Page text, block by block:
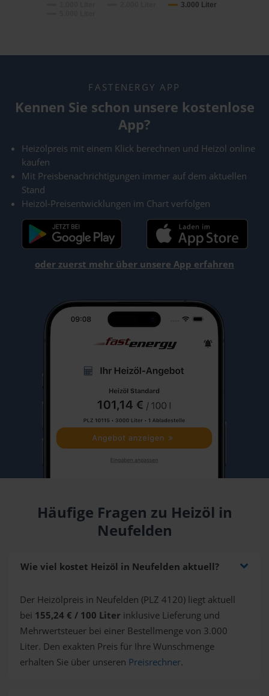
3.000 Liter
FASTENERGY APP
Kennen Sie schon unsere kostenlose
App?
Heizölpreis mit einem Klick berechnen und Heizöl online
kaufen
Mit Preisbenachrichtigungen immer auf dem aktuellen
Stand
Heizöl-Preisentwicklungen im Chart verfolgen
oder zuerst mehr über unsere App erfahren
Häufige Fragen zu Heizöl in
Neufelden
Wie viel kostet Heizöl in Neufelden aktuell?
Der Heizölpreis in Neufelden (PLZ 4120) liegt aktuell
bei 155,24 € / 100 Liter inklusive Lieferung und
Mehrwertsteuer bei einer Bestellmenge von 3.000
Liter. Den exakten Preis für Ihre Wunschmenge
erhalten Sie über unseren Preisrechner.